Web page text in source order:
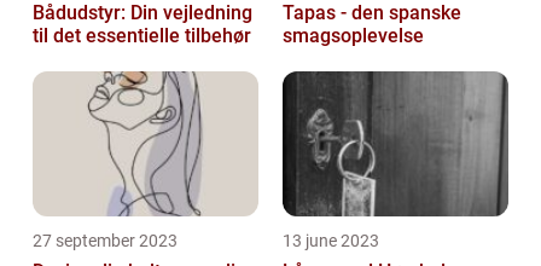
Bådudstyr: Din vejledning
til det essentielle tilbehør
Tapas - den spanske
smagsoplevelse
27 september 2023 13 june 2023